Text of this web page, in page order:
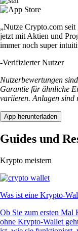
„Nutze Crypto.com
jetzt mit Aktien und
immer noch super
-Verifizierter Nutzer
Nutzerbewertungen
Garantie für ähnliche
variieren. Anlagen sind
App herunterladen
Guides und
Krypto meistern
Was ist eine Krypto-
Ob Sie zum ersten Mal
ohne Krypto-Wallet